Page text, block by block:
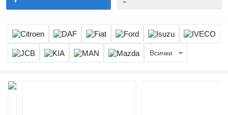
Всички